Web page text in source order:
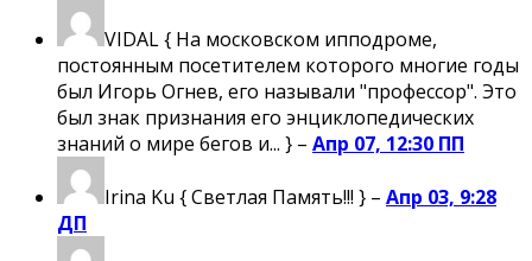
VIDAL{ На московском ипподроме,
постоянным посетителем которого многие годы
был Игорь Огнев, его называли "профессор". Это
был знак признания его энциклопедических
знаний о мире бегов и... } – Апр 07, 12:30 ПП
Irina Ku { Светлая Память!!! } – Апр 03, 9:28
ДП